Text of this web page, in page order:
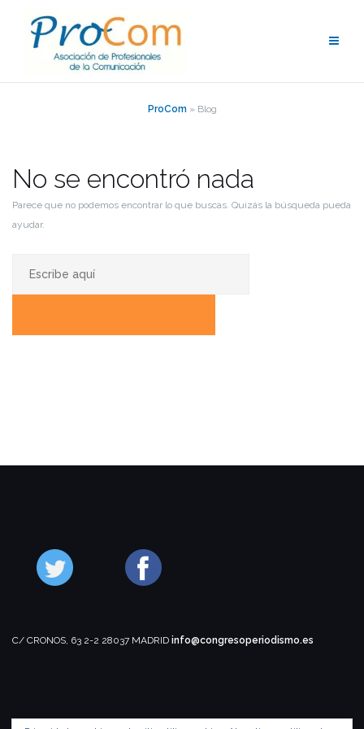
contenido
ProCom » Blog
No se encontró nada
Parece que no podemos encontrar lo que buscas. Quizás la búsqueda pueda
ayudar.
Buscar:
C/ CRONOS, 63 2-2 28037 MADRID info@congresoperiodismo.es